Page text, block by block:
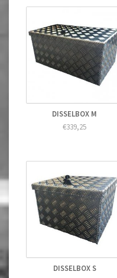
DISSELBOX M
€339,25
DISSELBOX S